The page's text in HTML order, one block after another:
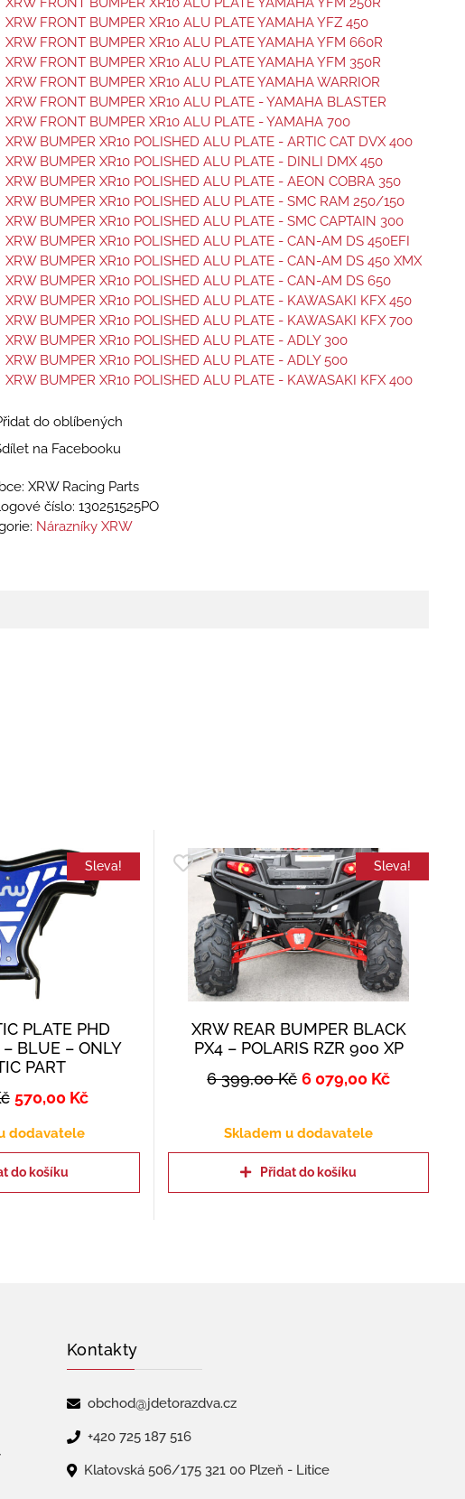
XRW FRONT BUMPER XR10 ALU PLATE YAMAHA YFZ 450
XRW FRONT BUMPER XR10 ALU PLATE YAMAHA YFM 660R
XRW FRONT BUMPER XR10 ALU PLATE YAMAHA YFM 350R
XRW FRONT BUMPER XR10 ALU PLATE YAMAHA WARRIOR
XRW FRONT BUMPER XR10 ALU PLATE - YAMAHA BLASTER
XRW FRONT BUMPER XR10 ALU PLATE - YAMAHA 700
XRW BUMPER XR10 POLISHED ALU PLATE - ARTIC CAT DVX 400
XRW BUMPER XR10 POLISHED ALU PLATE - DINLI DMX 450
XRW BUMPER XR10 POLISHED ALU PLATE - AEON COBRA 350
XRW BUMPER XR10 POLISHED ALU PLATE - SMC RAM 250/150
XRW BUMPER XR10 POLISHED ALU PLATE - SMC CAPTAIN 300
XRW BUMPER XR10 POLISHED ALU PLATE - CAN-AM DS 450EFI
XRW BUMPER XR10 POLISHED ALU PLATE - CAN-AM DS 450 XMX
XRW BUMPER XR10 POLISHED ALU PLATE - CAN-AM DS 650
XRW BUMPER XR10 POLISHED ALU PLATE - KAWASAKI KFX 450
XRW BUMPER XR10 POLISHED ALU PLATE - KAWASAKI KFX 700
XRW BUMPER XR10 POLISHED ALU PLATE - ADLY 300
XRW BUMPER XR10 POLISHED ALU PLATE - ADLY 500
XRW BUMPER XR10 POLISHED ALU PLATE - KAWASAKI KFX 400
do oblíbených
na Facebooku
XRW Racing Parts
číslo: 130251525PO
Nárazníky XRW
Sleva!
PLATE PHD
BLUE – ONLY
PART
570,00 Kč
dodavatele
do košíku
Sleva!
XRW REAR BUMPER BLACK
PX4 – POLARIS RZR 900 XP
6 399,00Kč 6 079,00 Kč
Skladem u dodavatele
Přidat do košíku
Kontakty
obchod@jdetorazdva.cz
+420 725 187 516
Klatovská 506/175 321 00 Plzeň - Litice